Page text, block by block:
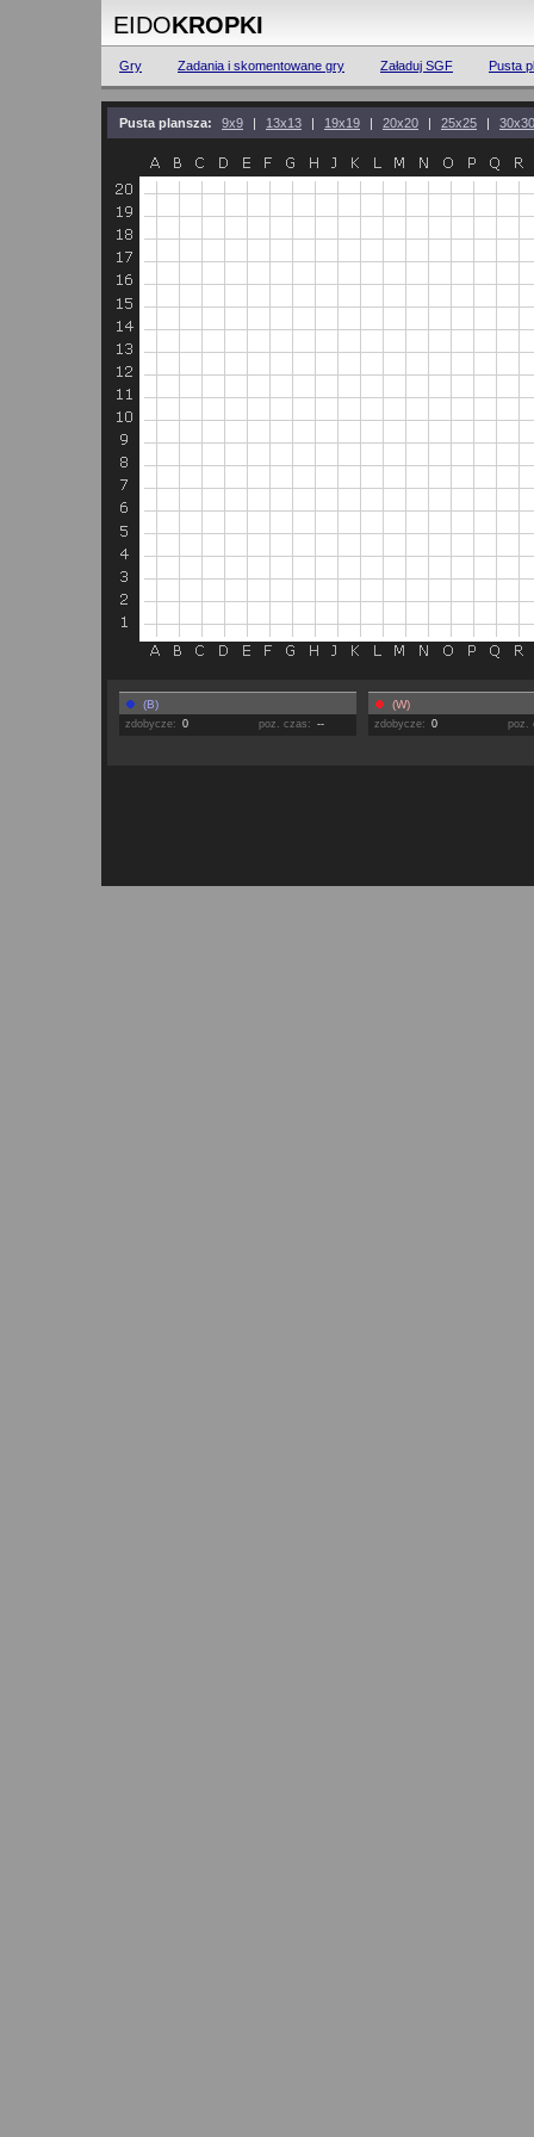
EIDOKROPKI
Gry Zadania i skomentowane gry Załaduj SGF Pusta
Pusta plansza: 9x9 | 13x13 | 19x19 | 20x20 | 25x25 | 30x30
(B)
zdobycze: 0 poz. czas: --
(W)
zdobycze: 0 poz.